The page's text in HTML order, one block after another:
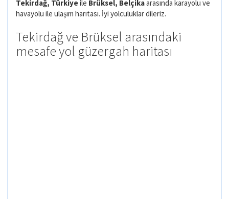
Tekirdağ, Türkiyeile Brüksel, Belçikaarasında karayolu ve
havayolu ile ulaşım harıtası. İyi yolculuklar dileriz.
Tekirdağ ve Brüksel arasındaki
mesafe yol güzergah haritası